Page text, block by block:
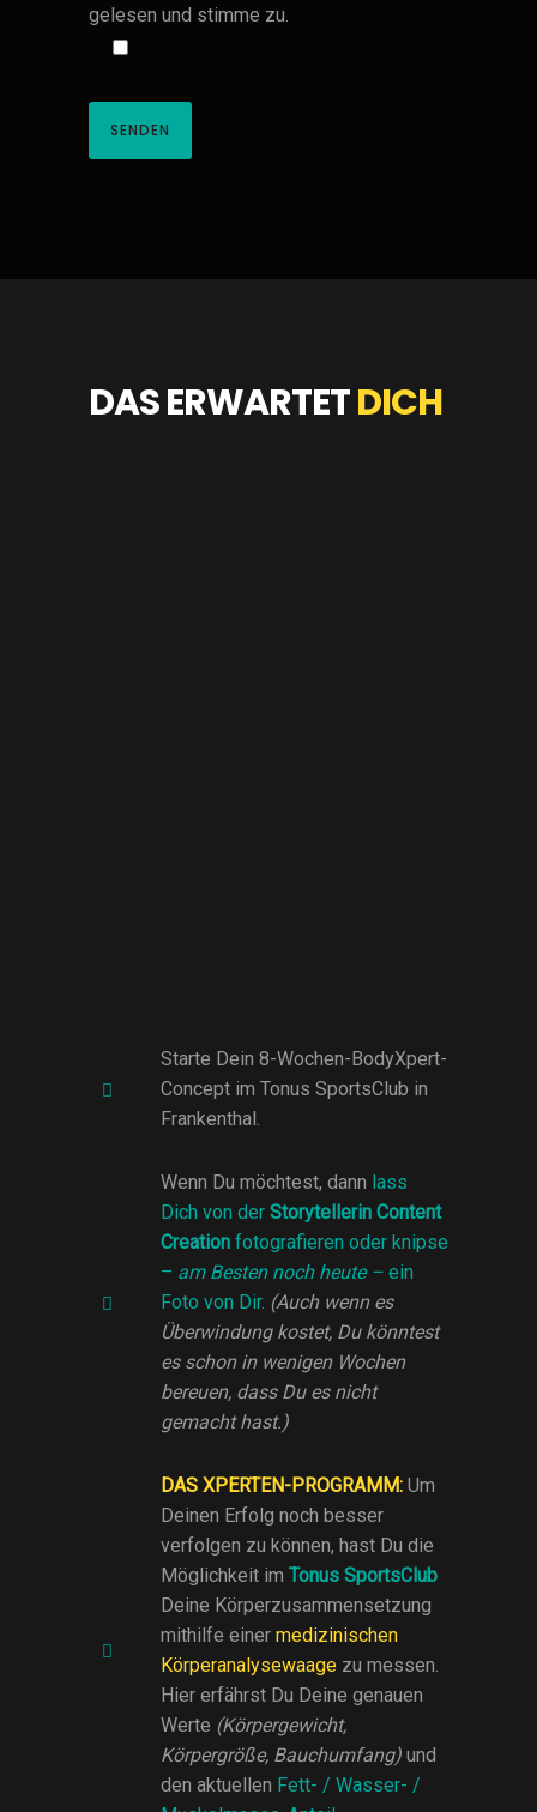
gelesen und stimme zu.
DAS ERWARTETDICH
Starte Dein 8-Wochen-BodyXpert-
Concept im Tonus SportsClub in
Frankenthal.
Wenn Du möchtest, dann lass
Dich von der Storytellerin Content
Creation fotografieren oder knipse
– am Besten noch heute – ein
Foto von Dir. (Auch wenn es
Überwindung kostet, Du könntest
es schon in wenigen Wochen
bereuen, dass Du es nicht
gemacht hast.)
DAS XPERTEN-PROGRAMM: Um
Deinen Erfolg noch besser
verfolgen zu können, hast Du die
Möglichkeit im Tonus SportsClub
Deine Körperzusammensetzung
mithilfe einer medizinischen
Körperanalysewaage zu messen.
Hier erfährst Du Deine genauen
Werte (Körpergewicht,
Körpergröße, Bauchumfang) und
den aktuellen Fett- / Wasser- /